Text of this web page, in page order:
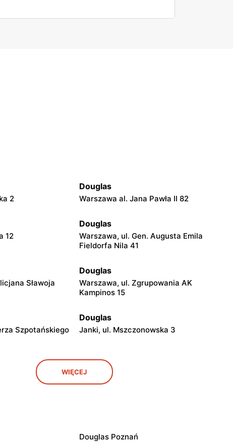
2
Douglas
Warszawa al. Jana Pawła II 82
12
Douglas
Warszawa, ul. Gen. Augusta Emila
Fieldorfa Nila 41
Sławoja
Douglas
Warszawa, ul. Zgrupowania AK
Kampinos 15
Szpotańskiego
Douglas
Janki, ul. Mszczonowska 3
74
Douglas
Płock, ul. Wyszogrodzka 144
Emila
WIĘCEJ
Douglas Poznań